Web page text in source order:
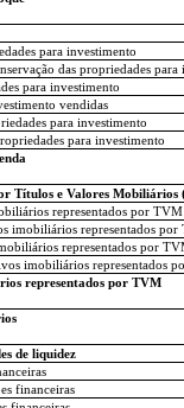
para investimento
das propriedades para
para investimento
vendidas
para investimento
para investimento
Títulos e Valores
representados por TVM
representados por
representados por
imobiliários representados
representados por TVM
de liquidez
financeiras